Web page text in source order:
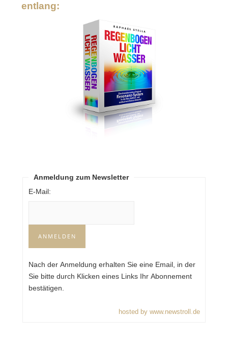
entlang:
Anmeldung zum Newsletter
E-Mail:
Nach der Anmeldung erhalten Sie eine Email, in der
Sie bitte durch Klicken eines Links Ihr Abonnement
bestätigen.
hosted by www.newstroll.de